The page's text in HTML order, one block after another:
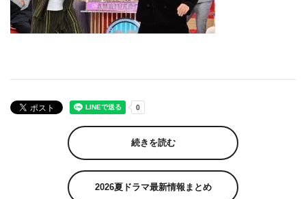
続きを読む
2026夏ドラマ最新情報まとめ